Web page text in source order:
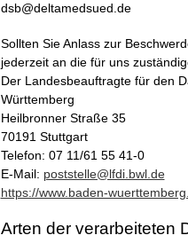
dsb@deltamedsued.de
Sollten Sie Anlass zur
jederzeit an die für uns
Der Landesbeauftragte für den
Württemberg
Heilbronner Straße 35
70191 Stuttgart
Telefon: 07 11/61 55 41-0
E-Mail: poststelle@lfdi.bwl.de
https://www.baden-
Arten der verarbeiteten